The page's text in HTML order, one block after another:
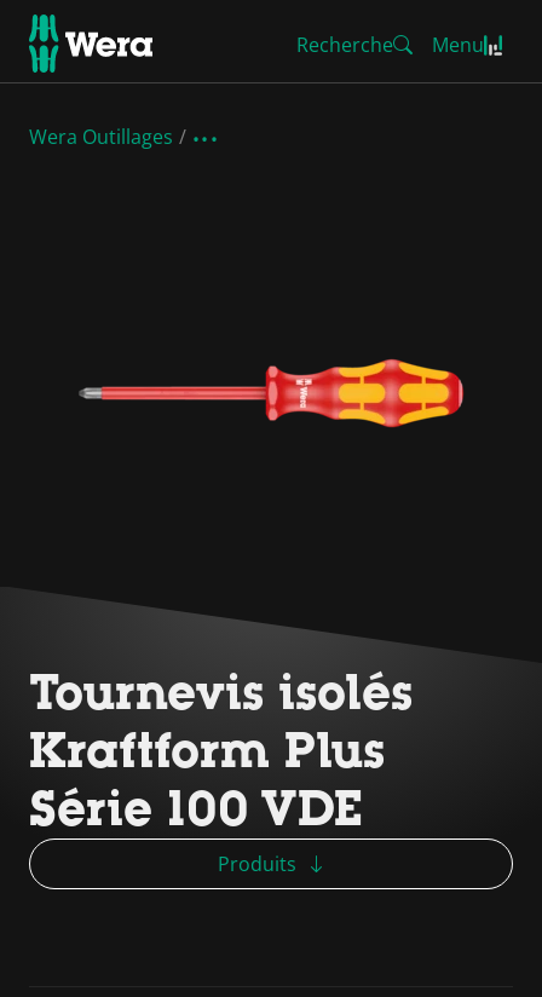
Recherche Menu
Wera Outillages
Tournevis isolés
Kraftform Plus
Série 100 VDE
Produits